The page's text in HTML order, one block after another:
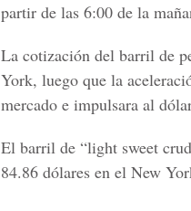
partir de las 6:00 de la
La cotización del barril de
York, luego que la
mercado e impulsara al
El barril de “light sweet
84.86 dólares en el New